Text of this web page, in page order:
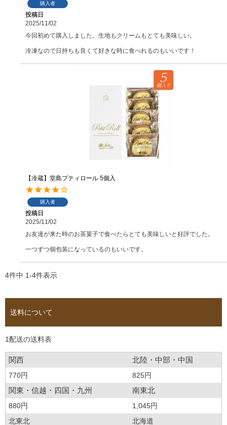
購入者
投稿日
2025/11/02
今回初めて購入しました。生地もクリームもとても美味しい。
冷凍なので日持ちも良くて好きな時に食べれるのもいいです！
【冷蔵】堂島プティロール 5個入
購入者
投稿日
2025/11/02
お友達が来た時のお茶菓子で食べたらとても美味しいと好評でした。
一つずつ個包装になっているのもいいです。
4件中 1-4件表示
送料について
1配送の送料表
関西 北陸・中部・中国
770円 825円
関東・信越・四国・九州 南東北
880円
1,045円
北東北
北海道